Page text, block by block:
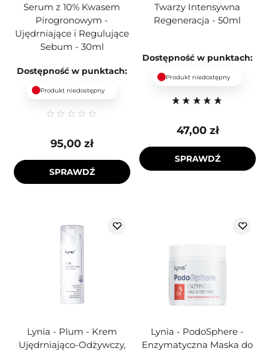
Serum z 10% Kwasem
Pirogronowym -
Ujędrniające i Regulujące
Sebum - 30ml
Dostępność w punktach:
Produkt niedostępny
95,00 zł
SPRAWDŹ
Twarzy Intensywna
Regeneracja - 50ml
Dostępność w punktach:
Produkt niedostępny
47,00 zł
SPRAWDŹ
Lynia - Plum - Krem
Ujędrniająco-Odżywczy,
Lynia - PodoSphere -
Enzymatyczna Maska do